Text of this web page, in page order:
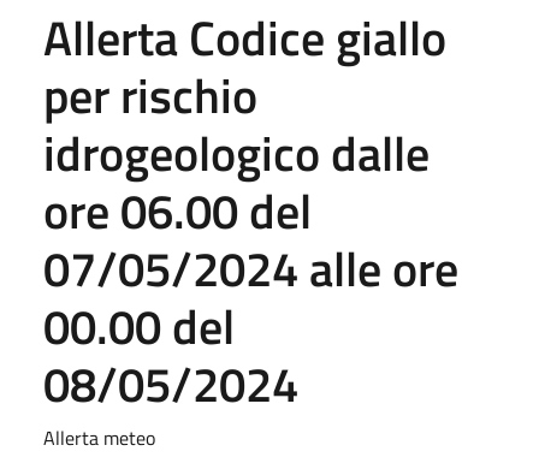
Allerta Codice giallo
per rischio
idrogeologico dalle
ore 06.00 del
07/05/2024 alle ore
00.00 del
08/05/2024
Allerta meteo